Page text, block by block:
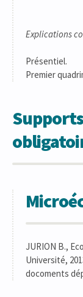
Explications
Présentiel.
Premier
JURION B.,
Université,
docoments